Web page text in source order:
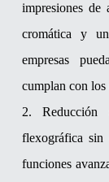
impresiones de
cromática y
empresas
cumplan con los
2. Reducción
flexográfica sin
funciones